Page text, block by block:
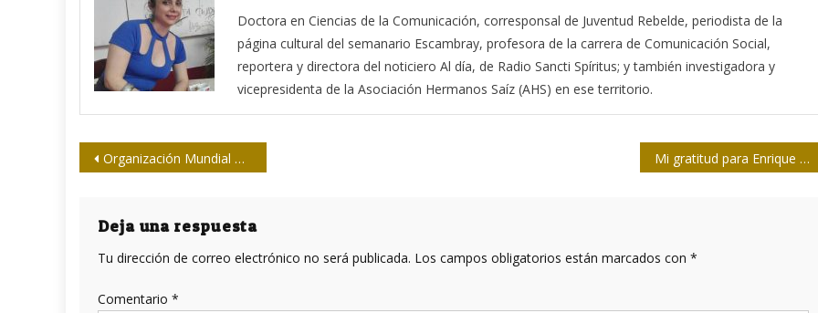
Doctora en Ciencias de la Comunicación, corresponsal de Juventud Rebelde, periodista de la
página cultural del semanario Escambray, profesora de la carrera de Comunicación Social,
reportera y directora del noticiero Al día, de Radio Sancti Spíritus; y también investigadora y
vicepresidenta de la Asociación Hermanos Saíz (AHS) en ese territorio.
Navegación
entradas
Organización Mundial de la Salud: “Nuestro gran desafío es que no todos creen en esta enfermedad” Mi gratitud para Enrique Colina, la gratitud de muchos
Deja una respuesta
Tu dirección de correo electrónico no será publicada. Los campos obligatorios están marcados con *
Comentario *